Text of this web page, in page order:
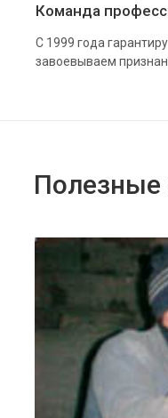
Команда
С 1999 года
завоевываем
Полезные